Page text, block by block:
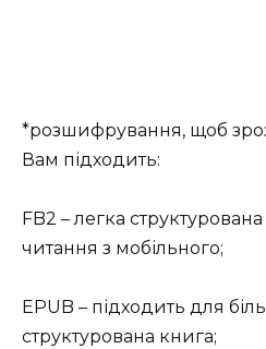
*розшифрування, щоб
Вам підходить:
FB2 – легка
читання з мобільного;
EPUB – підходить для
структурована книга;